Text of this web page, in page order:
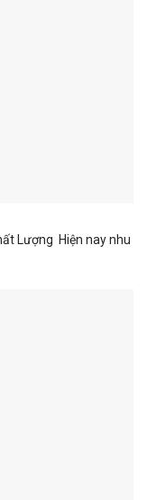
Lượng Hiện nay nhu